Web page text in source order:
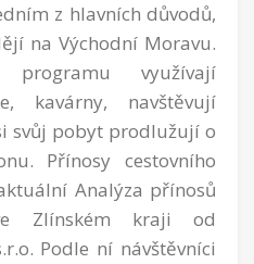
z hlavních důvodů,
na Východní Moravu.
programu využívají
kavárny, navštěvují
svůj pobyt prodlužují o
Přínosy cestovního
Analýza přínosů
Zlínském kraji od
Podle ní návštěvníci